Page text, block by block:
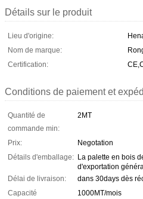
Détails sur le produit
Lieu d'origine:
Nom de marque:
Certification:
Conditions de paiement et
Quantité de
commande min:
2MT
Prix:
Negotation
Détails d'emballage: La palette en bois
d'exportation
Délai de livraison:
dans 30days dès
Capacité
1000MT/mois